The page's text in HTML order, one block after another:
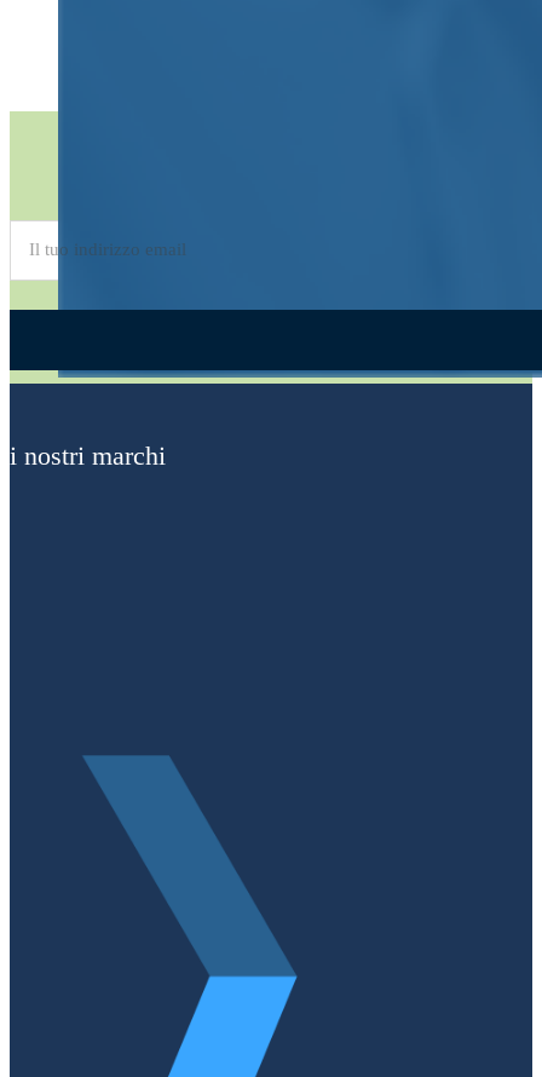
Alternative:
i nostri marchi